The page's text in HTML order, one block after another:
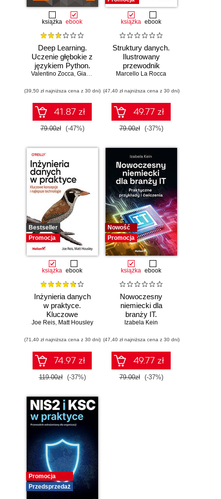
książka ebook
Deep Learning.
Uczenie głębokie z
językiem Python.
Sztuczna
neuronowe
Valentino Zocca, Gianmario Spacagna ,Daniel Slater
(39,50 zł najniższa cena z 30 dni)
41.87 zł
79.00zł (-47%)
książka ebook
Struktury danych.
Ilustrowany
przewodnik
Marcello La Rocca
(47,40 zł najniższa cena z 30 dni)
49.77 zł
79.00zł (-37%)
Bestseller
Promocja
książka ebook
Inżynieria danych
w praktyce.
Kluczowe
koncepcje i
technologie
Joe Reis, Matt Housley
(71,40 zł najniższa cena z 30 dni)
74.97 zł
119.00zł (-37%)
Nowość
Promocja
książka ebook
Nowoczesny
niemiecki dla
branży IT.
Praktyczne
ćwiczenia
Izabela Kein
(47,40 zł najniższa cena z 30 dni)
49.77 zł
79.00zł (-37%)
Promocja
Przedsprzedaż